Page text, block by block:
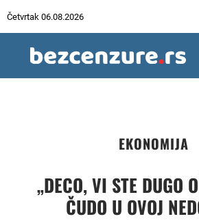
Četvrtak 06.08.2026
EKONOMIJA
„DECO, VI STE DUGO
ČUDO U OVOJ